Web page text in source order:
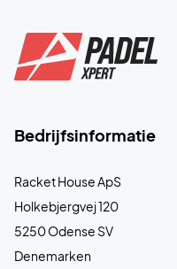
Bedrijfsinformatie
Racket House ApS
Holkebjergvej 120
5250 Odense SV
Denemarken